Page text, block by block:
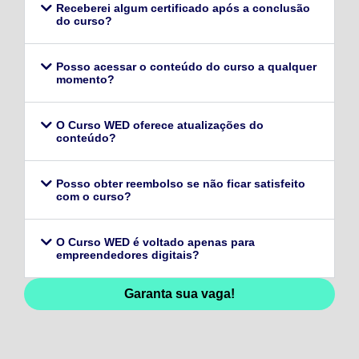
Receberei algum certificado após a conclusão
do curso?
Posso acessar o conteúdo do curso a qualquer
momento?
O Curso WED oferece atualizações do
conteúdo?
Posso obter reembolso se não ficar satisfeito
com o curso?
O Curso WED é voltado apenas para
empreendedores digitais?
Garanta sua vaga!